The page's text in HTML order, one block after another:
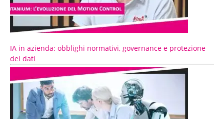
IA in azienda: obblighi normativi, governance e protezione
dei dati